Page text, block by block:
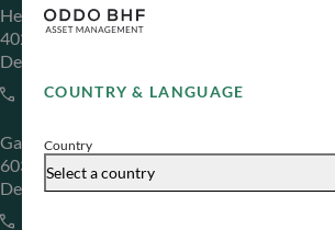
COUNTRY & LANGUAGE
Country
Select a country
Herzogstraße 15
40217 Düsseldorf
Deutschland
+49 (0) 211 239 24 01
Gallusanlage 8
60329 Frankfurt am Main
Deutschland